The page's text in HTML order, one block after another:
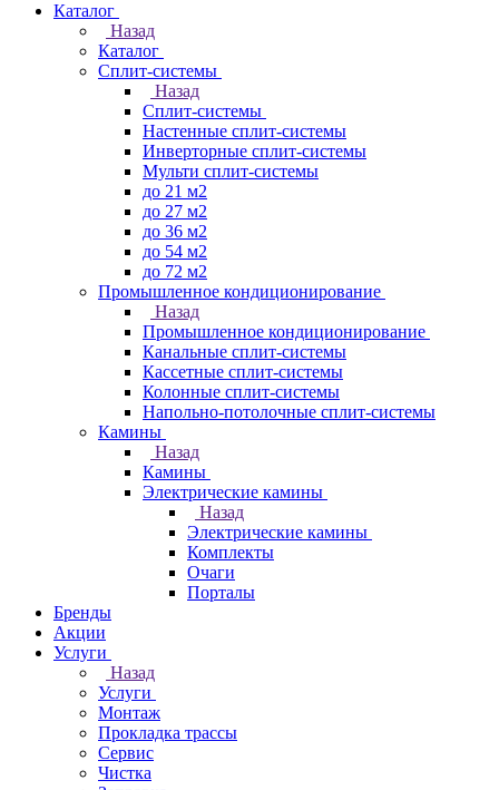
Каталог
Назад
Каталог
Сплит-системы
Назад
Сплит-системы
Настенные сплит-системы
Инверторные сплит-системы
Мульти сплит-системы
до 21 м2
до 27 м2
до 36 м2
до 54 м2
до 72 м2
Промышленное кондиционирование
Назад
Промышленное кондиционирование
Канальные сплит-системы
Кассетные сплит-системы
Колонные сплит-системы
Напольно-потолочные сплит-системы
Камины
Назад
Камины
Электрические камины
Назад
Электрические камины
Комплекты
Очаги
Порталы
Бренды
Акции
Услуги
Назад
Услуги
Монтаж
Прокладка трассы
Сервис
Чистка